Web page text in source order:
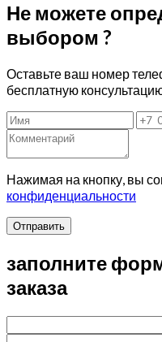
Не можете
выбором ?
Оставьте ваш номер
бесплатную
Нажимая на кнопку, вы
конфиденциальности
Отправить
заполните
заказа